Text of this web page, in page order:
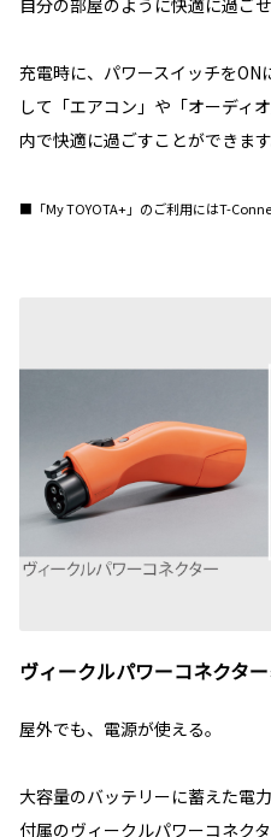
自分の部屋のように快適に過ごせ
充電時に、パワースイッチを
して「エアコン」や「オーディ
内で快適に過ごすことができます
■「My TOYOTA+」のご利用にはT-
ヴィークルパワーコネクター
屋外でも、電源が使える。
大容量のバッテリーに蓄えた電
付属のヴィークルパワーコネク